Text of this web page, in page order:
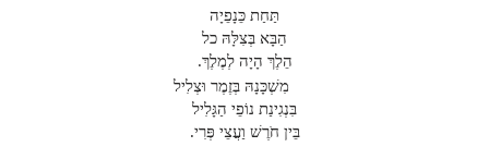
תַּחַת כֵּנָפֵיָה
הַבָּא בְּצִלָּהּ כל
הֵלֶךְ הָיָה לְמֶלֶךְ.
מִשְׁכָּנָהּ בְּזֶמֶר וּצְלִיל
בִּנְגִינַת נוֹפֵי הַגָּלִיל
בֵּין חֹרֶשׁ וַעֲצֵי פְּרִי.